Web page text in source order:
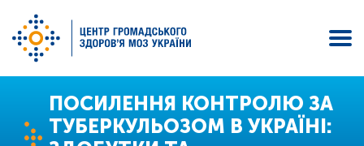
основного
ПОСИЛЕННЯ КОНТРОЛЮ ЗА
ТУБЕРКУЛЬОЗОМ В УКРАЇНІ: